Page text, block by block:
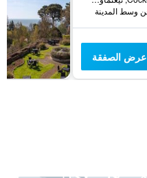
عرض الصفقة